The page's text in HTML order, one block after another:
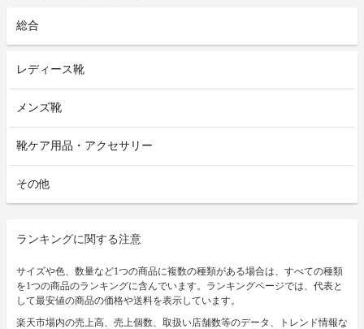
総合
レディース靴
メンズ靴
靴ケア用品・アクセサリー
その他
ランキングに関する注意
サイズや色、数量など1つの商品に複数の種類がある場合は、すべての種類
を1つの商品のランキングに含んでいます。ランキングページでは、代表と
して最安値の商品の価格や送料を表示しています。
楽天市場内の売上高、売上個数、取扱い店舗数等のデータ、トレンド情報な